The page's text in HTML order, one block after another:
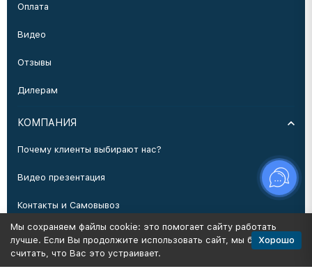
Оплата
Видео
Отзывы
Дилерам
КОМПАНИЯ
Почему клиенты выбирают нас?
Видео презентация
Контакты и Самовывоз
Производство
Мы сохраняем файлы cookie: это помогает сайту работать
лучше. Если Вы продолжите использовать сайт, мы будем
считать, что Вас это устраивает.
Хорошо